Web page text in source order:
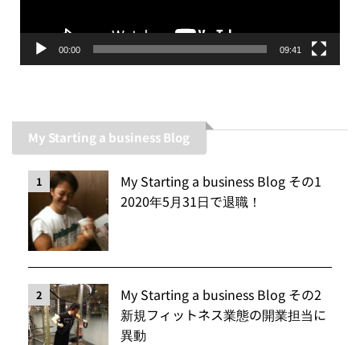
00:00 09:41
My Starting a business Blog
1
My Starting a business Blog その1
2020年5月31日で退職！
2
My Starting a business Blog その2
新規フィットネス業態の開業担当に
異動